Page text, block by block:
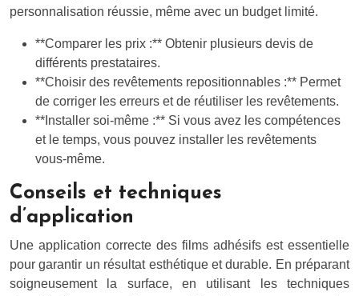
personnalisation réussie, même avec un budget limité.
**Comparer les prix :** Obtenir plusieurs devis de
différents prestataires.
**Choisir des revêtements repositionnables :** Permet
de corriger les erreurs et de réutiliser les revêtements.
**Installer soi-même :** Si vous avez les compétences
et le temps, vous pouvez installer les revêtements
vous-même.
Conseils et techniques
d’application
Une application correcte des films adhésifs est essentielle
pour garantir un résultat esthétique et durable. En préparant
soigneusement la surface, en utilisant les techniques